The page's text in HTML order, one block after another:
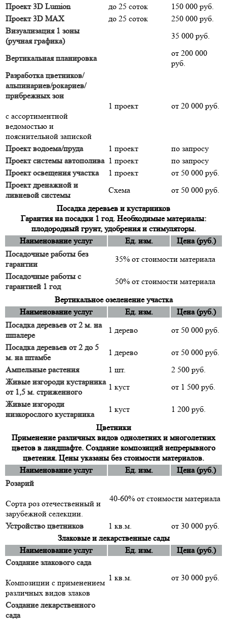
Проект 3D Lumion до 25 соток
150 000 руб.
Проект 3D MAX
до 25 соток
250 000 руб.
Визуализация 1 зоны
(ручная графика)
35 000 руб.
Вертикальная планировка
от 200 000
руб.
Разработка цветников/
альпинариев/рокариев/
прибрежных зон
с ассортиментной
ведомостью и
пояснительной запиской
1 проект от 20 000 руб.
Проект водоема/пруда 1 проект
по запросу
Проект системы автополива 1 проект
по запросу
Проект освещения участка
1 проект
от 50 000 руб.
Проект дренажной и
ливневой системы
Схема
от 50 000 руб.
Посадка деревьев и кустарников
Гарантия на посадки 1 год. Необходимые материалы:
плодородный грунт, удобрения и стимуляторы.
Наименование услуг
Ед. изм.
Цена (руб.)
Посадочные работы без
гарантии
35% от стоимости материала
Посадочные работы с
гарантией 1 год
50% от стоимости материала
Вертикальное озеленение участка
Наименование услуг
Ед. изм.
Цена (руб.)
Посадка деревьев от 2 м. на
шпалере
1 дерево
от 50 000 руб.
Посадка деревьев от 2 до 5
м. на штамбе
1 дерево
от 50 000 руб.
Ампельные растения
1 шт.
2 500 руб.
Живые изгороди кустарника
от 1,5 м. стриженного
1 куст
от 1 500 руб.
Живые изгороди
низкорослого кустарника
1 куст
1 200 руб.
Цветники
Применение различных видов однолетних и многолетних
цветов в ландшафте. Создание композиций непрерывного
цветения. Цены указаны без стоимости материалов.
Наименование услуг
Ед. изм.
Цена (руб.)
Розарий
Сорта роз отечественный и
зарубежной селекции.
40-60% от стоимости материала
Устройство цветников 1 кв.м.
от 30 000 руб.
Злаковые и лекарственные сады
Наименование услуг
Ед. изм.
Цена (руб.)
Создание злакового сада
Композиции с применением
различных видов злаков
1 кв.м. от 30 000 руб.
Создание лекарственного
сада